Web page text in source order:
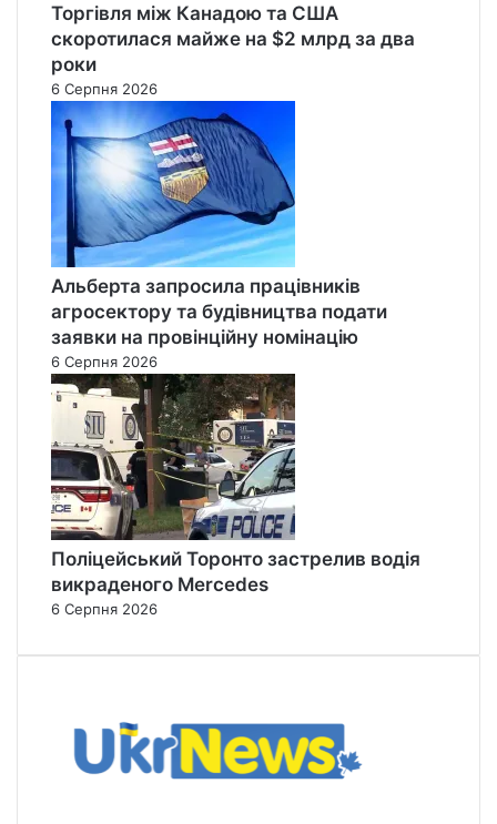
Торгівля між Канадою та США
скоротилася майже на $2 млрд за два
роки
6 Серпня 2026
Альберта запросила працівників
агросектору та будівництва подати
заявки на провінційну номінацію
6 Серпня 2026
Поліцейський Торонто застрелив водія
викраденого Mercedes
6 Серпня 2026